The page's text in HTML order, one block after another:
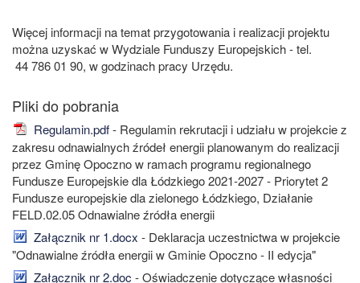
Więcej informacji na temat przygotowania i realizacji projektu
można uzyskać w Wydziale Funduszy Europejskich - tel.
44 786 01 90, w godzinach pracy Urzędu.
Regulamin.pdf- Regulamin rekrutacji i udziału w projekcie z
zakresu odnawialnych źródeł energii planowanym do realizacji
przez Gminę Opoczno w ramach programu regionalnego
Fundusze Europejskie dla Łódzkiego 2021-2027 - Priorytet 2
Fundusze europejskie dla zielonego Łódzkiego, Działanie
FELD.02.05 Odnawialne źródła energii
Załącznik nr 1.docx - Deklaracja uczestnictwa w projekcie
"Odnawialne źródła energii w Gminie Opoczno - II edycja"
Załącznik nr 2.doc - Oświadczenie dotyczące własności